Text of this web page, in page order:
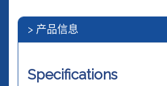
> 产品信息
Specifications